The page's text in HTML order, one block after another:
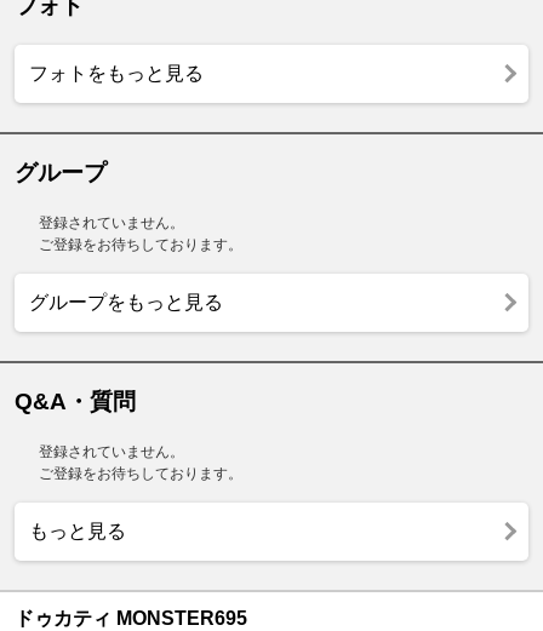
フォト
フォトをもっと見る
グループ
登録されていません。
ご登録をお待ちしております。
グループをもっと見る
Q&A・質問
登録されていません。
ご登録をお待ちしております。
もっと見る
ドゥカティ MONSTER695